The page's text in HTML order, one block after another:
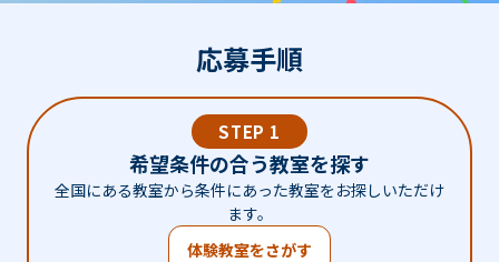
応募手順
STEP 1
希望条件の合う教室を探す
全国にある教室から条件にあった教室をお探しいただけ
ます。
体験教室をさがす